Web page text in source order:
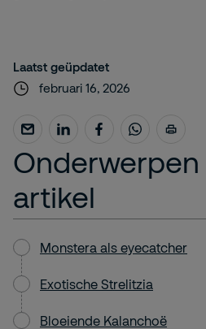
Laatst geüpdatet
februari 16, 2026
artikel
Monstera als eyecatcher
Exotische Strelitzia
Bloeiende Kalanchoë